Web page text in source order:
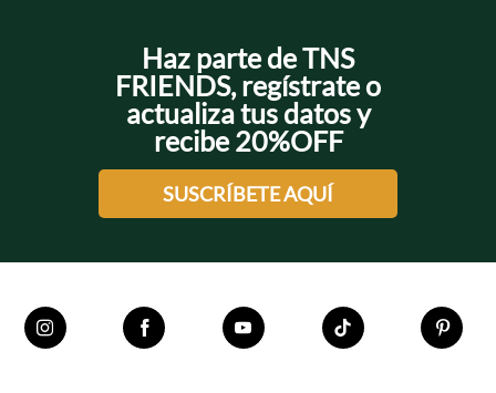
Haz parte de TNS
FRIENDS, regístrate o
actualiza tus datos y
recibe 20%OFF
SUSCRÍBETE AQUÍ